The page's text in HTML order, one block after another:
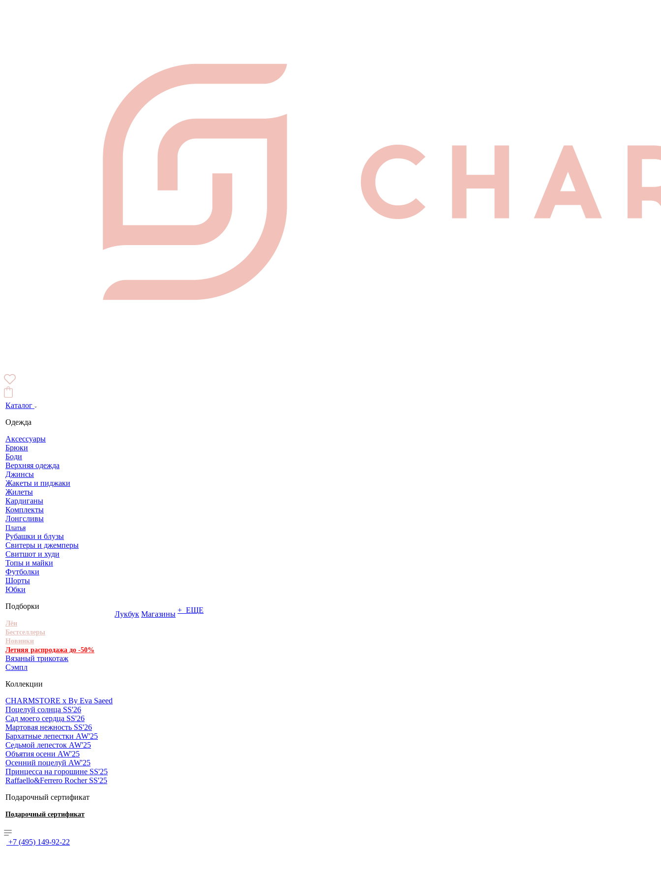
Каталог
Одежда
Аксессуары
Брюки
Боди
Верхняя одежда
Джинсы
Жакеты и пиджаки
Жилеты
Кардиганы
Комплекты
Лонгсливы
Платья
Рубашки и блузы
Свитеры и джемперы
Свитшот и худи
Топы и майки
Футболки
Шорты
Юбки
Подборки
Лён
Бестселлеры
Новинки
Летняя распродажа до -50%
Вязаный трикотаж
Сэмпл
Коллекции
CHARMSTORE х By Eva Saeed
Поцелуй солнца SS'26
Сад моего сердца SS'26
Мартовая нежность SS'26
Бархатные лепестки AW'25
Седьмой лепесток AW'25
Объятия осени AW'25
Осенний поцелуй AW'25
Принцесса на горошине SS'25
Raffaello&Ferrero Rocher SS'25
Подарочный сертификат
Подарочный сертификат
Лукбук Магазины + ЕЩЕ
+7 (495) 149-92-22